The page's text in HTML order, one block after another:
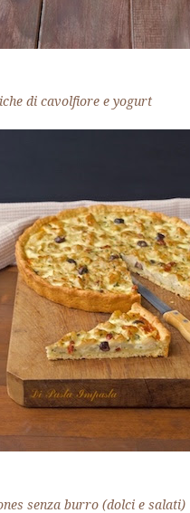
di cavolfiore e yogurt
senza burro (dolci e salati)